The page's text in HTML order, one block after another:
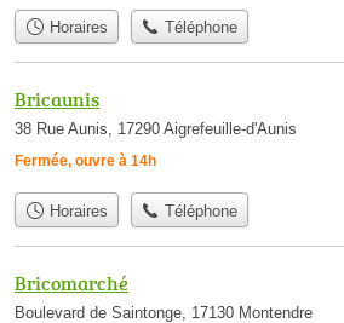
Horaires Téléphone
Bricaunis
38 Rue Aunis, 17290 Aigrefeuille-d'Aunis
Fermée, ouvre à 14h
Horaires Téléphone
Bricomarché
Boulevard de Saintonge, 17130 Montendre